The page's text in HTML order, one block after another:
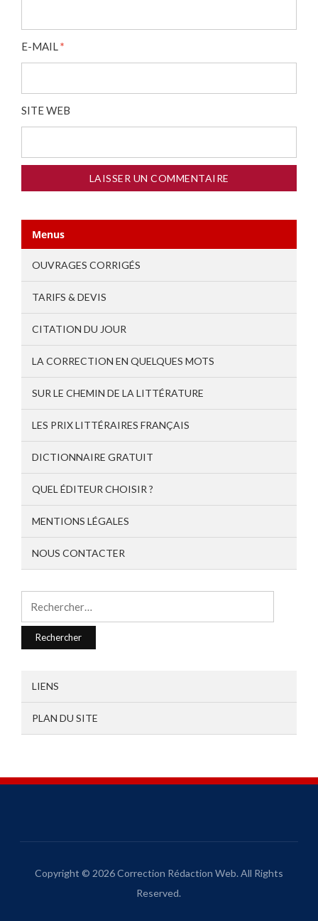
E-MAIL*
SITE WEB
Menus
OUVRAGES CORRIGÉS
TARIFS & DEVIS
CITATION DU JOUR
LA CORRECTION EN QUELQUES MOTS
SUR LE CHEMIN DE LA LITTÉRATURE
LES PRIX LITTÉRAIRES FRANÇAIS
DICTIONNAIRE GRATUIT
QUEL ÉDITEUR CHOISIR ?
MENTIONS LÉGALES
NOUS CONTACTER
LIENS
PLAN DU SITE
Copyright © 2026 Correction Rédaction Web. All Rights
Reserved.